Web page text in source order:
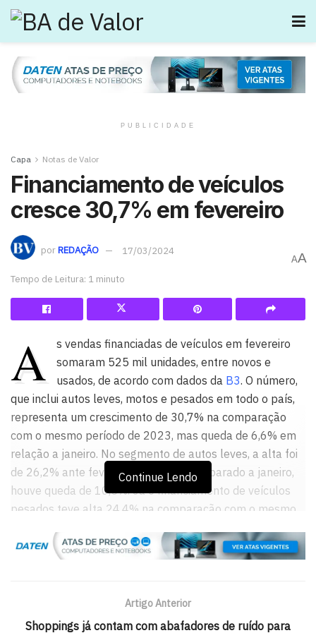
PUBLICIDADE
Capa Notas de Valor
Financiamento de veículos
cresce 30,7% em fevereiro
porREDAÇÃO 17/03/2024
Tempo de Leitura: 1 minuto
AA
A
s vendas financiadas de veículos em fevereiro
somaram 525 mil unidades, entre novos e
usados, de acordo com dados da B3. O número,
que inclui autos leves, motos e pesados em todo o país,
representa um crescimento de 30,7% na comparação
com o mesmo período de 2023, mas queda de 6,6% em
relação a janeiro. No segmento de autos leves, a alta foi
de 26,2% ante fevereiro de 2023. Comparado a janeiro,
houve queda de 10,5%. Já o financiamento de veículos
pesados teve alta 24,4% na comparação com o mesmo
número de financiamentos de motos no mês foi 45,8%
maior do que em fevereiro de 2023 e 3,2% maior do que
de veículos somaram 1 milhão de unidades. O número
representa alta de 28,8% em relação ao mesmo período
Continue Lendo
Artigo Anterior
Shoppings já contam com abafadores de ruído para